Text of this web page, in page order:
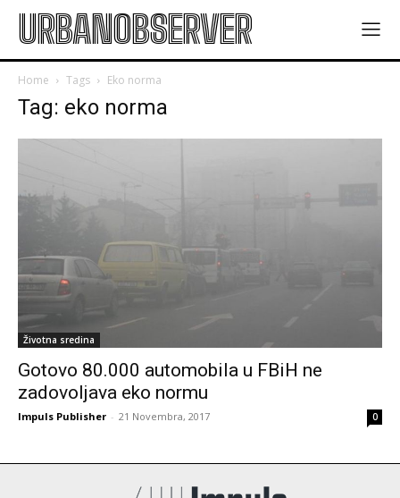
URBANOBSERVER
Home Tags Eko norma
Tag: eko norma
Životna sredina
Gotovo 80.000 automobila u FBiH ne
zadovoljava eko normu
Impuls Publisher - 21 Novembra, 2017 0